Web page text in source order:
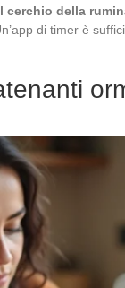
cerchio della
di timer è